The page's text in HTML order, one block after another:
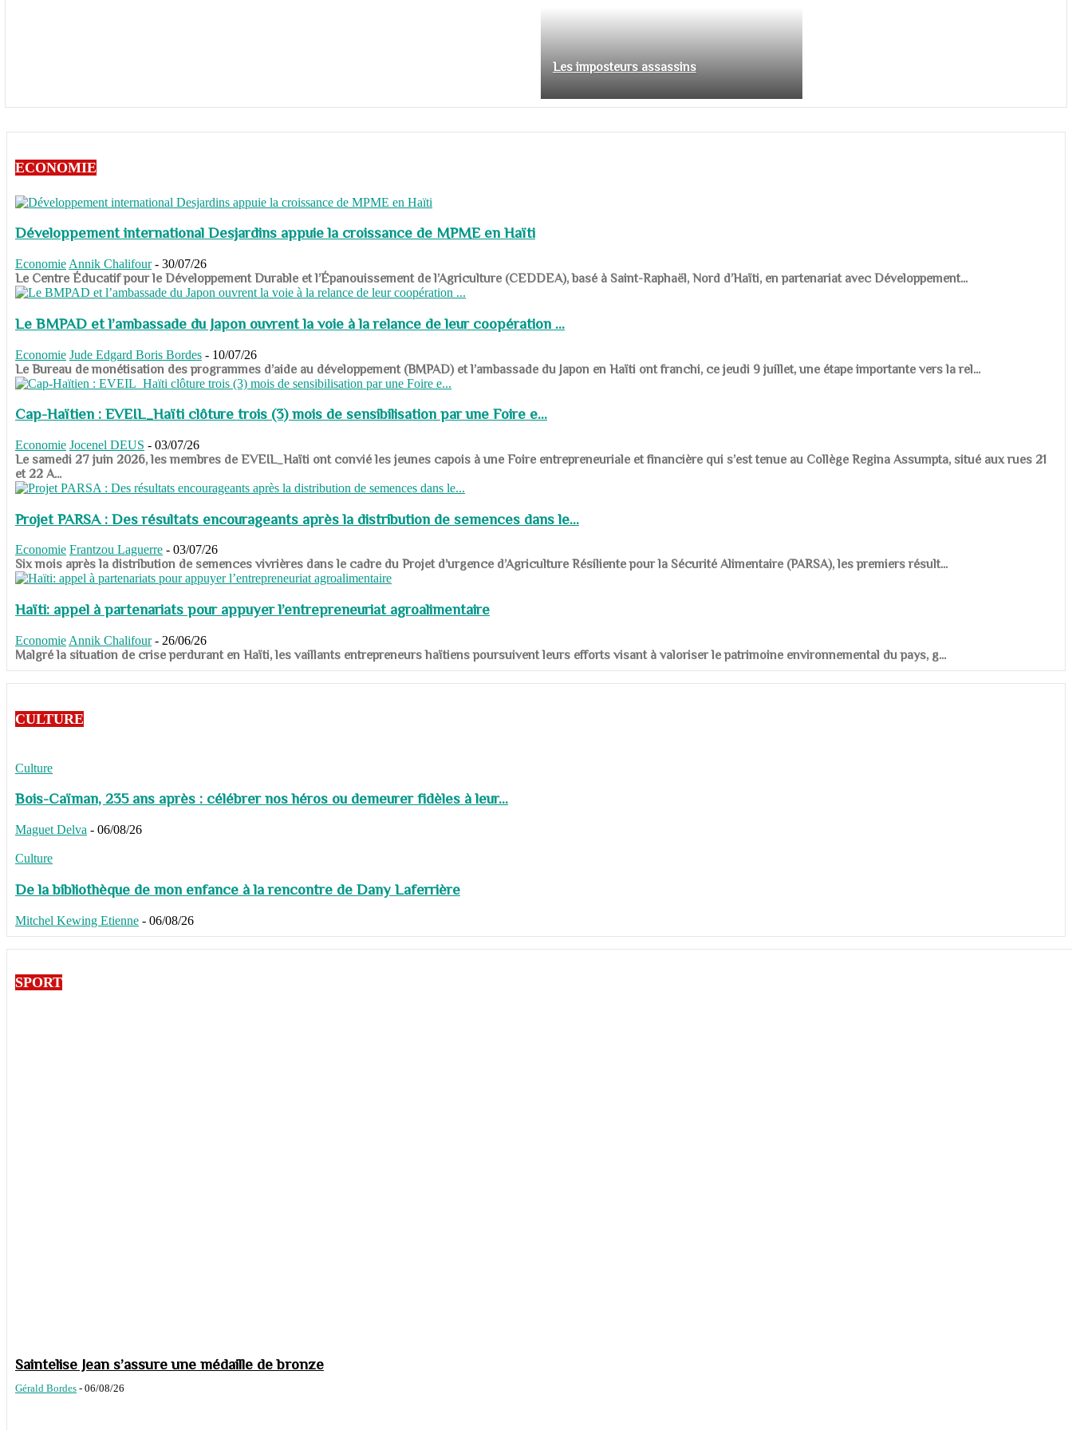
Les imposteurs assassins
ECONOMIE
Développement international Desjardins appuie la croissance de MPME en Haïti
Economie Annik Chalifour - 30/07/26
​​​​​​​Le Centre Éducatif pour le Développement Durable et l’Épanouissement de l’Agriculture (CEDDEA), basé à Saint-Raphaël, Nord d’Haïti, en partenariat avec Développement...
Le BMPAD et l’ambassade du Japon ouvrent la voie à la relance de leur coopération ...
Economie Jude Edgard Boris Bordes - 10/07/26
​​​​​​​Le Bureau de monétisation des programmes d’aide au développement (BMPAD) et l’ambassade du Japon en Haïti ont franchi, ce jeudi 9 juillet, une étape importante vers la rel...
Cap-Haïtien : EVEIL_Haïti clôture trois (3) mois de sensibilisation par une Foire e...
Economie Jocenel DEUS - 03/07/26
Le samedi 27 juin 2026, les membres de EVEIL_Haïti ont convié les jeunes capois à une Foire entrepreneuriale et financière qui s’est tenue au Collège Regina Assumpta, situé aux rues 21
et 22 A...
Projet PARSA : Des résultats encourageants après la distribution de semences dans le...
Economie Frantzou Laguerre - 03/07/26
​​​​​​​Six mois après la distribution de semences vivrières dans le cadre du Projet d’urgence d’Agriculture Résiliente pour la Sécurité Alimentaire (PARSA), les premiers résult...
Haïti: appel à partenariats pour appuyer l’entrepreneuriat agroalimentaire
Economie Annik Chalifour - 26/06/26
​​​​​​​Malgré la situation de crise perdurant en Haïti, les vaillants entrepreneurs haïtiens poursuivent leurs efforts visant à valoriser le patrimoine environnemental du pays, g...
CULTURE
Culture
Bois-Caïman, 235 ans après : célébrer nos héros ou demeurer fidèles à leur...
Maguet Delva - 06/08/26
Culture
De la bibliothèque de mon enfance à la rencontre de Dany Laferrière
Mitchel Kewing Etienne - 06/08/26
SPORT
Saintelise Jean s’assure une médaille de bronze
Gérald Bordes - 06/08/26